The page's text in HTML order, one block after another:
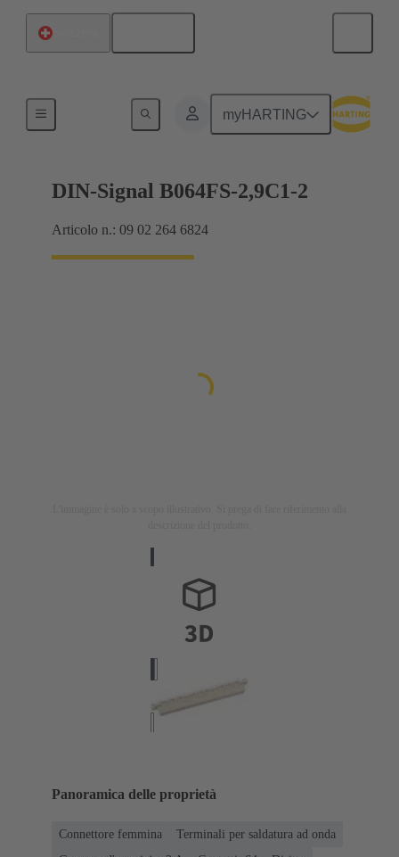
myHARTING
Collegamento scheda madre-scheda figlia
DIN-Signal B064FS-2,9C1-2
Articolo n.: 09 02 264 6824
Panoramica delle proprietà
Connettore femmina
Terminali per saldatura ad onda